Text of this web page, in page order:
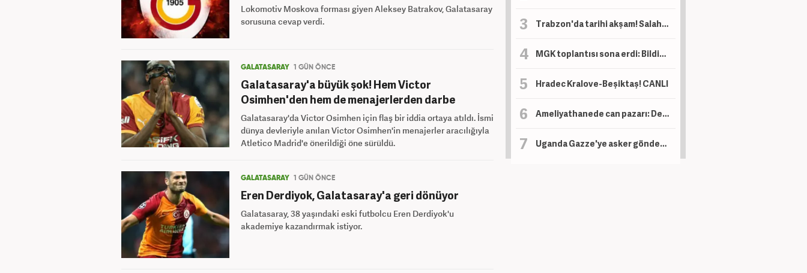
Lokomotiv Moskova forması giyen Aleksey Batrakov, Galatasaray
sorusuna cevap verdi.
GALATASARAY 1 GÜN ÖNCE
Galatasaray'a büyük şok! Hem Victor
Osimhen'den hem de menajerlerden darbe
Galatasaray'da Victor Osimhen için flaş bir iddia ortaya atıldı. İsmi
dünya devleriyle anılan Victor Osimhen'in menajerler aracılığıyla
Atletico Madrid'e önerildiği öne sürüldü.
GALATASARAY 1 GÜN ÖNCE
Eren Derdiyok, Galatasaray'a geri dönüyor
Galatasaray, 38 yaşındaki eski futbolcu Eren Derdiyok'u
akademiye kazandırmak istiyor.
Trabzon'da tarihi akşam! Salah binlerce kişinin önünde imza atıyor
MGK toplantısı sona erdi: Bildiri yayımlandı
Hradec Kralove-Beşiktaş! CANLI
Ameliyathanede can pazarı: Deprem sırasında doktorlar hastaya siper oldu
Uganda Gazze'ye asker gönderecek